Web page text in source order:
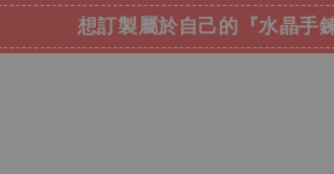
想訂製屬於自己的『水晶手